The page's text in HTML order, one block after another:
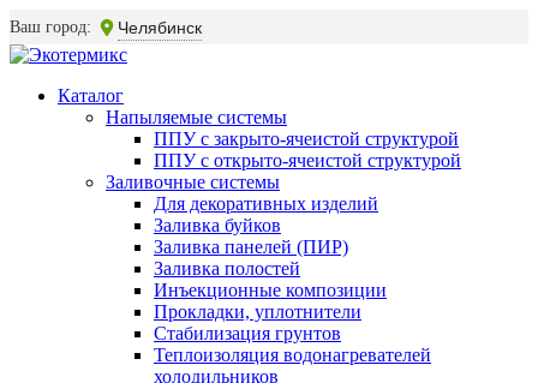
Ваш город: Челябинск
Каталог
Напыляемые системы
ППУ с закрыто-ячеистой структурой
ППУ с открыто-ячеистой структурой
Заливочные системы
Для декоративных изделий
Заливка буйков
Заливка панелей (ПИР)
Заливка полостей
Инъекционные композиции
Прокладки, уплотнители
Стабилизация грунтов
Теплоизоляция водонагревателей
холодильников